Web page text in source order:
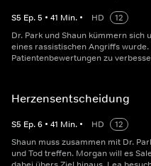
S5 Ep.5 • 41 Min. • HD
12
Dr. Park und Shaun kümmern sich
eines rassistischen Angriffs
Patientenbewertungen zu
Herzensentscheidung
S5 Ep.6 • 41 Min. • HD
12
Shaun muss zusammen mit Dr.
und Tod treffen. Morgan will es